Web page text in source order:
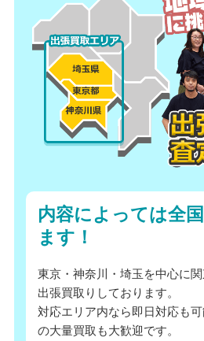
内容によっては全
ます！
東京・神奈川・埼玉を中心に
出張買取りしております。
対応エリア内なら即日対応も
の大量買取も大歓迎です。